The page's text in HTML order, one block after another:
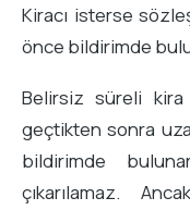
Kiracı isterse
önce bildirimde
Belirsiz süreli kira
geçtikten sonra
bildirimde
çıkarılamaz.